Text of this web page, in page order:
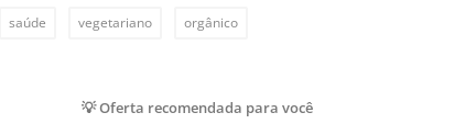
saúde vegetariano orgânico
💡 Oferta recomendada para você